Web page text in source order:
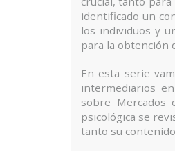
identificado un
los individuos y
para la obtención
En esta serie
intermediarios
sobre Mercados
psicológica se
tanto su